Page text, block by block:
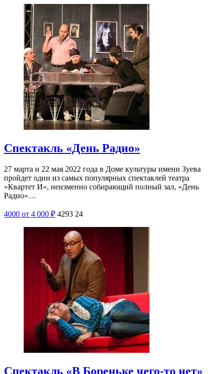
Спектакль «День Радио»
27 марта и 22 мая 2022 года в Доме культуры имени Зуева
пройдет один из самых популярных спектаклей театра
«Квартет И», неизменно собирающий полный зал, «День
Радио»…
4000 от 4 000 ₽ 4293 24
Спектакль «В Бореньке чего-то нет»